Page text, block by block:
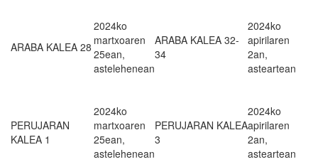
ARABA KALEA 28
2024ko
martxoaren
25ean,
astelehenean
ARABA KALEA 32-
34
2024ko
apirilaren
2an,
asteartean
PERUJARAN
KALEA 1
2024ko
martxoaren
25ean,
astelehenean
PERUJARAN KALEA
3
2024ko
apirilaren
2an,
asteartean